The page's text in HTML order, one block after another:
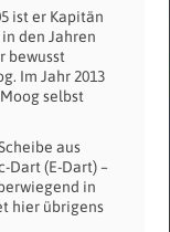
ist er Kapitän
den Jahren
bewusst
Im Jahr 2013
selbst
aus
Dart (E-Dart) –
in
hier übrigens